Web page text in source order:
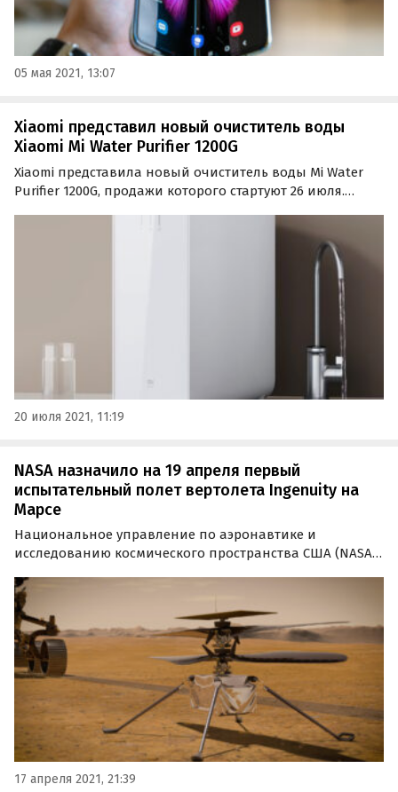
05 мая 2021, 13:07
Xiaomi представил новый очиститель воды
Xiaomi Mi Water Purifier 1200G
Xiaomi представила новый очиститель воды Mi Water
Purifier 1200G, продажи которого стартуют 26 июля.
999 юаней, что составляет порядка 34 500 рублей по
20 июля 2021, 11:19
NASA назначило на 19 апреля первый
испытательный полет вертолета Ingenuity на
Марсе
Национальное управление по аэронавтике и
исследованию космического пространства США (NASA)
вертолета Ingenuity на 19 апреля. Об этом «Где и что»
стало известно из пресс-релиза космического
агентства.
17 апреля 2021, 21:39